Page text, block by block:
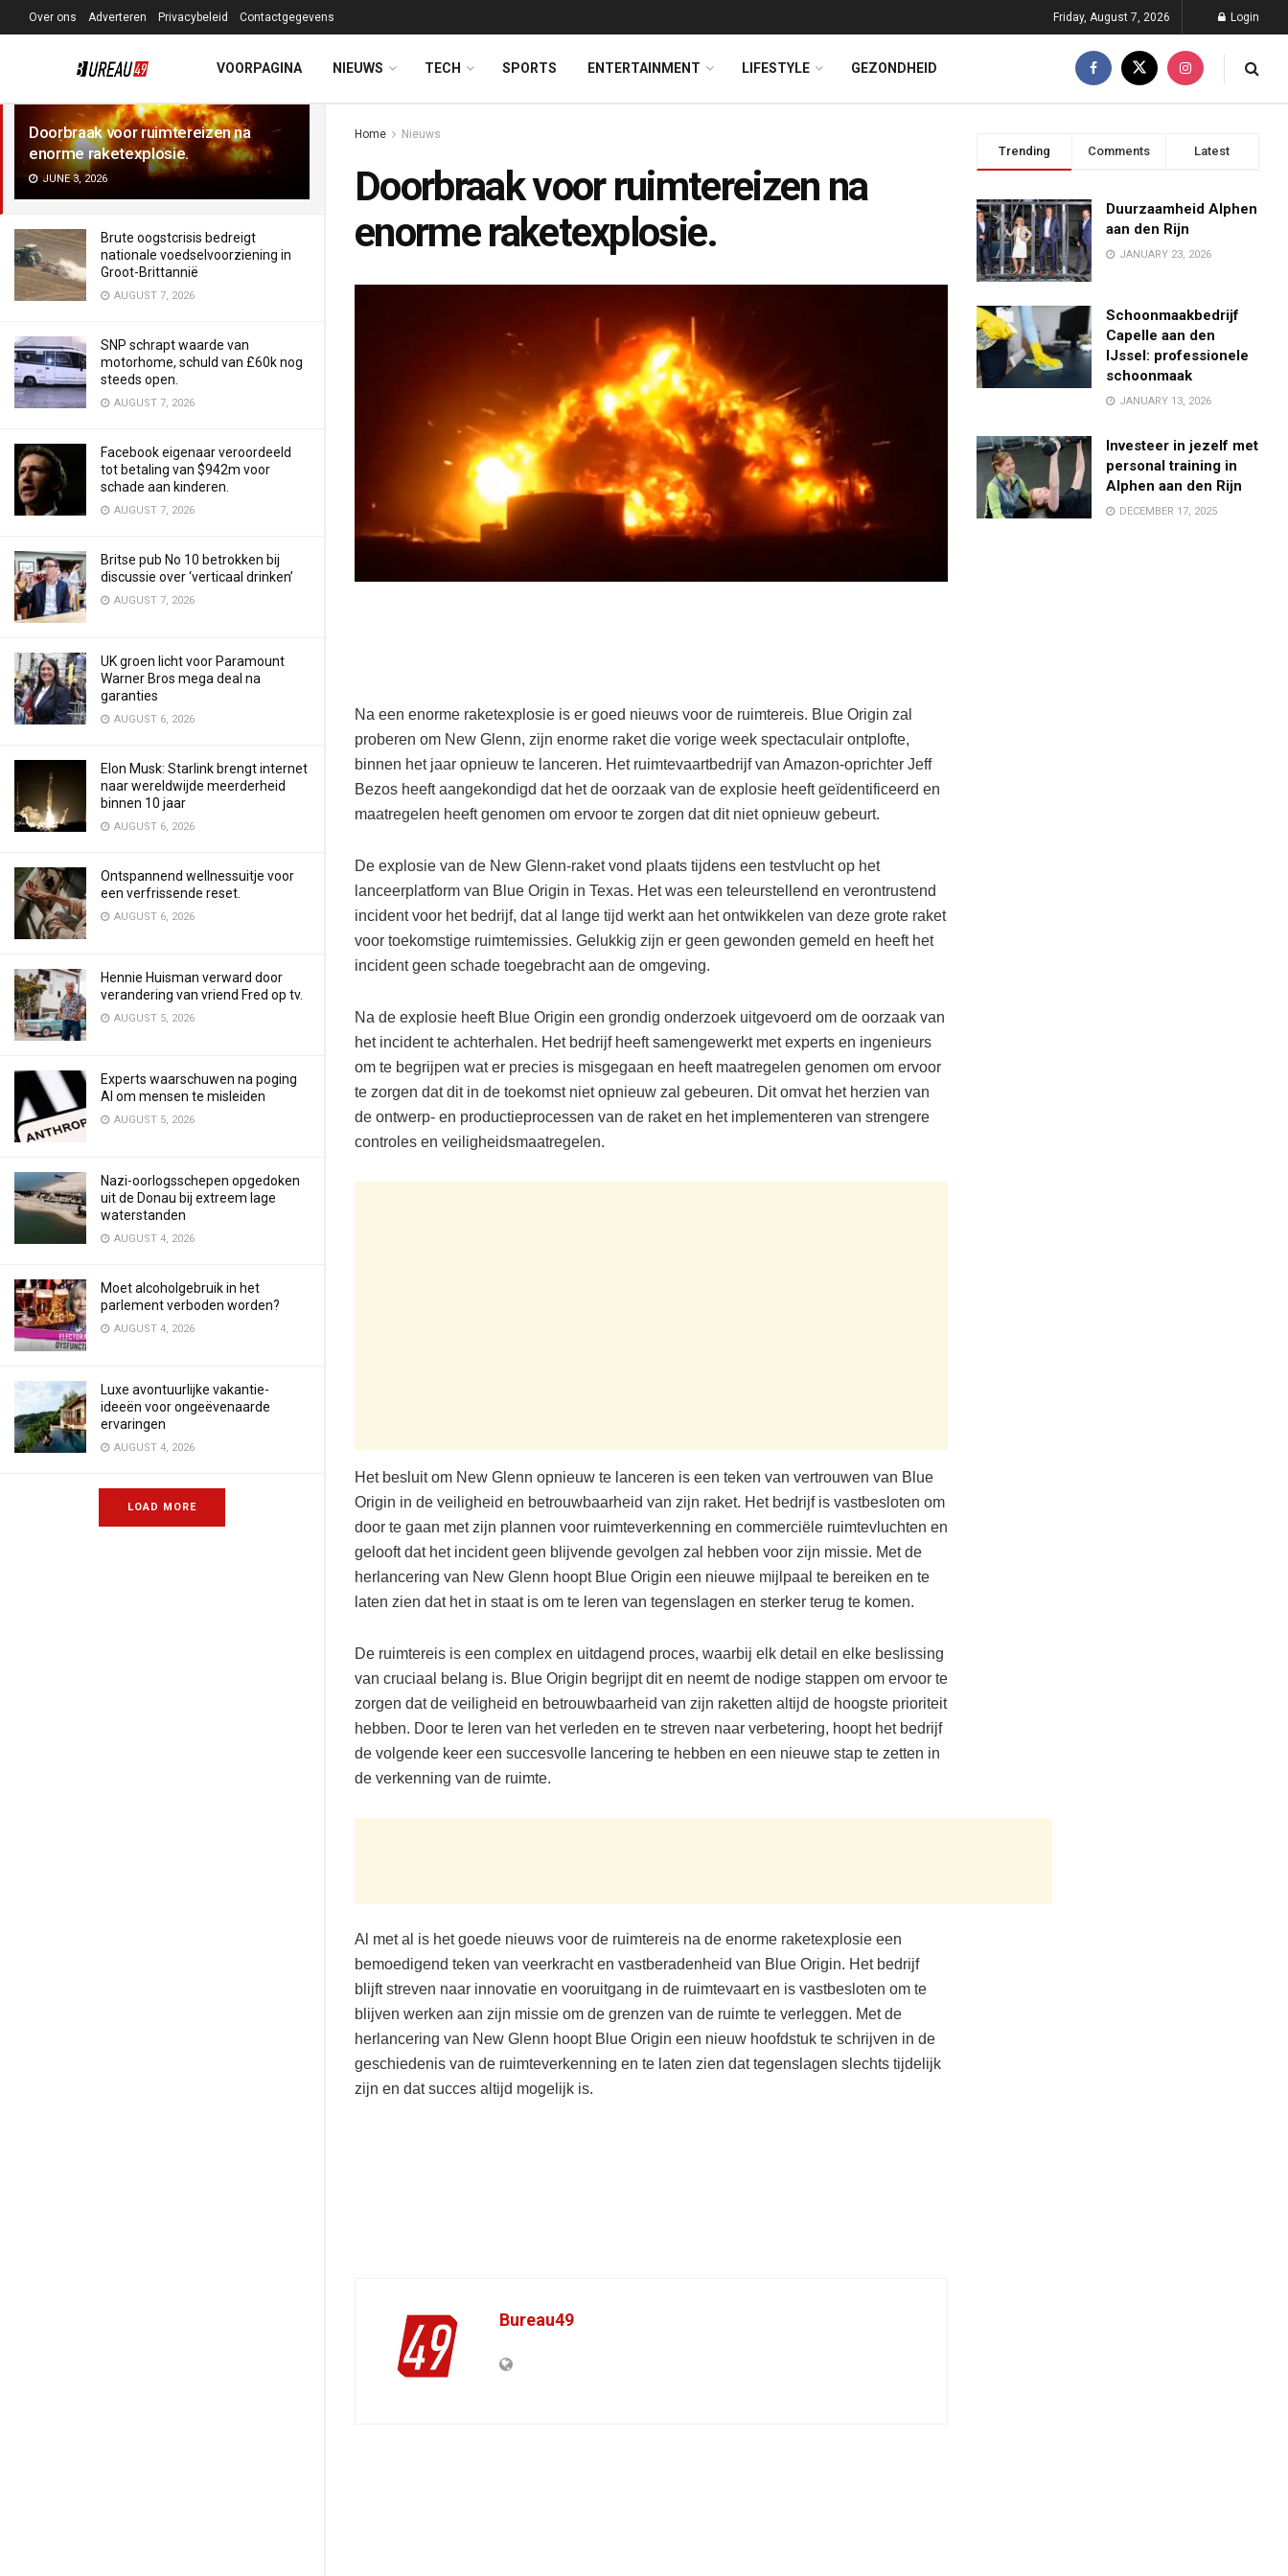
LATEST TRENDING Filter
Doorbraak voor ruimtereizen na
enorme raketexplosie.
JUNE 3, 2026
Brute oogstcrisis bedreigt
nationale voedselvoorziening in
Groot-Brittannië
AUGUST 7, 2026
SNP schrapt waarde van
motorhome, schuld van £60k nog
steeds open.
AUGUST 7, 2026
Facebook eigenaar veroordeeld
tot betaling van $942m voor
schade aan kinderen.
AUGUST 7, 2026
Britse pub No 10 betrokken bij
discussie over ‘verticaal drinken’
AUGUST 7, 2026
UK groen licht voor Paramount
Warner Bros mega deal na
garanties
AUGUST 6, 2026
Elon Musk: Starlink brengt internet
naar wereldwijde meerderheid
binnen 10 jaar
AUGUST 6, 2026
Ontspannend wellnessuitje voor
een verfrissende reset.
AUGUST 6, 2026
Hennie Huisman verward door
verandering van vriend Fred op tv.
AUGUST 5, 2026
Experts waarschuwen na poging
AI om mensen te misleiden
AUGUST 5, 2026
Nazi-oorlogsschepen opgedoken
uit de Donau bij extreem lage
waterstanden
AUGUST 4, 2026
Moet alcoholgebruik in het
parlement verboden worden?
AUGUST 4, 2026
Luxe avontuurlijke vakantie-
ideeën voor ongeëvenaarde
ervaringen
AUGUST 4, 2026
LOAD MORE
Over ons Adverteren Privacybeleid Contactgegevens Friday, August 7, 2026 Login
VOORPAGINA NIEUWS TECH SPORTS ENTERTAINMENT LIFESTYLE GEZONDHEID
Home Nieuws
Doorbraak voor ruimtereizen na
enorme raketexplosie.
Na een enorme raketexplosie is er goed nieuws voor de ruimtereis. Blue Origin zal
proberen om New Glenn, zijn enorme raket die vorige week spectaculair ontplofte,
binnen het jaar opnieuw te lanceren. Het ruimtevaartbedrijf van Amazon-oprichter Jeff
Bezos heeft aangekondigd dat het de oorzaak van de explosie heeft geïdentificeerd en
maatregelen heeft genomen om ervoor te zorgen dat dit niet opnieuw gebeurt.
De explosie van de New Glenn-raket vond plaats tijdens een testvlucht op het
lanceerplatform van Blue Origin in Texas. Het was een teleurstellend en verontrustend
incident voor het bedrijf, dat al lange tijd werkt aan het ontwikkelen van deze grote raket
voor toekomstige ruimtemissies. Gelukkig zijn er geen gewonden gemeld en heeft het
incident geen schade toegebracht aan de omgeving.
Na de explosie heeft Blue Origin een grondig onderzoek uitgevoerd om de oorzaak van
het incident te achterhalen. Het bedrijf heeft samengewerkt met experts en ingenieurs
om te begrijpen wat er precies is misgegaan en heeft maatregelen genomen om ervoor
te zorgen dat dit in de toekomst niet opnieuw zal gebeuren. Dit omvat het herzien van
de ontwerp- en productieprocessen van de raket en het implementeren van strengere
controles en veiligheidsmaatregelen.
Het besluit om New Glenn opnieuw te lanceren is een teken van vertrouwen van Blue
Origin in de veiligheid en betrouwbaarheid van zijn raket. Het bedrijf is vastbesloten om
door te gaan met zijn plannen voor ruimteverkenning en commerciële ruimtevluchten en
gelooft dat het incident geen blijvende gevolgen zal hebben voor zijn missie. Met de
herlancering van New Glenn hoopt Blue Origin een nieuwe mijlpaal te bereiken en te
laten zien dat het in staat is om te leren van tegenslagen en sterker terug te komen.
De ruimtereis is een complex en uitdagend proces, waarbij elk detail en elke beslissing
van cruciaal belang is. Blue Origin begrijpt dit en neemt de nodige stappen om ervoor te
zorgen dat de veiligheid en betrouwbaarheid van zijn raketten altijd de hoogste prioriteit
hebben. Door te leren van het verleden en te streven naar verbetering, hoopt het bedrijf
de volgende keer een succesvolle lancering te hebben en een nieuwe stap te zetten in
de verkenning van de ruimte.
Al met al is het goede nieuws voor de ruimtereis na de enorme raketexplosie een
bemoedigend teken van veerkracht en vastberadenheid van Blue Origin. Het bedrijf
blijft streven naar innovatie en vooruitgang in de ruimtevaart en is vastbesloten om te
blijven werken aan zijn missie om de grenzen van de ruimte te verleggen. Met de
herlancering van New Glenn hoopt Blue Origin een nieuw hoofdstuk te schrijven in de
geschiedenis van de ruimteverkenning en te laten zien dat tegenslagen slechts tijdelijk
zijn en dat succes altijd mogelijk is.
Bureau49
Trending Comments Latest
Duurzaamheid Alphen
aan den Rijn
JANUARY 23, 2026
Schoonmaakbedrijf
Capelle aan den
IJssel: professionele
schoonmaak
JANUARY 13, 2026
Investeer in jezelf met
personal training in
Alphen aan den Rijn
DECEMBER 17, 2025